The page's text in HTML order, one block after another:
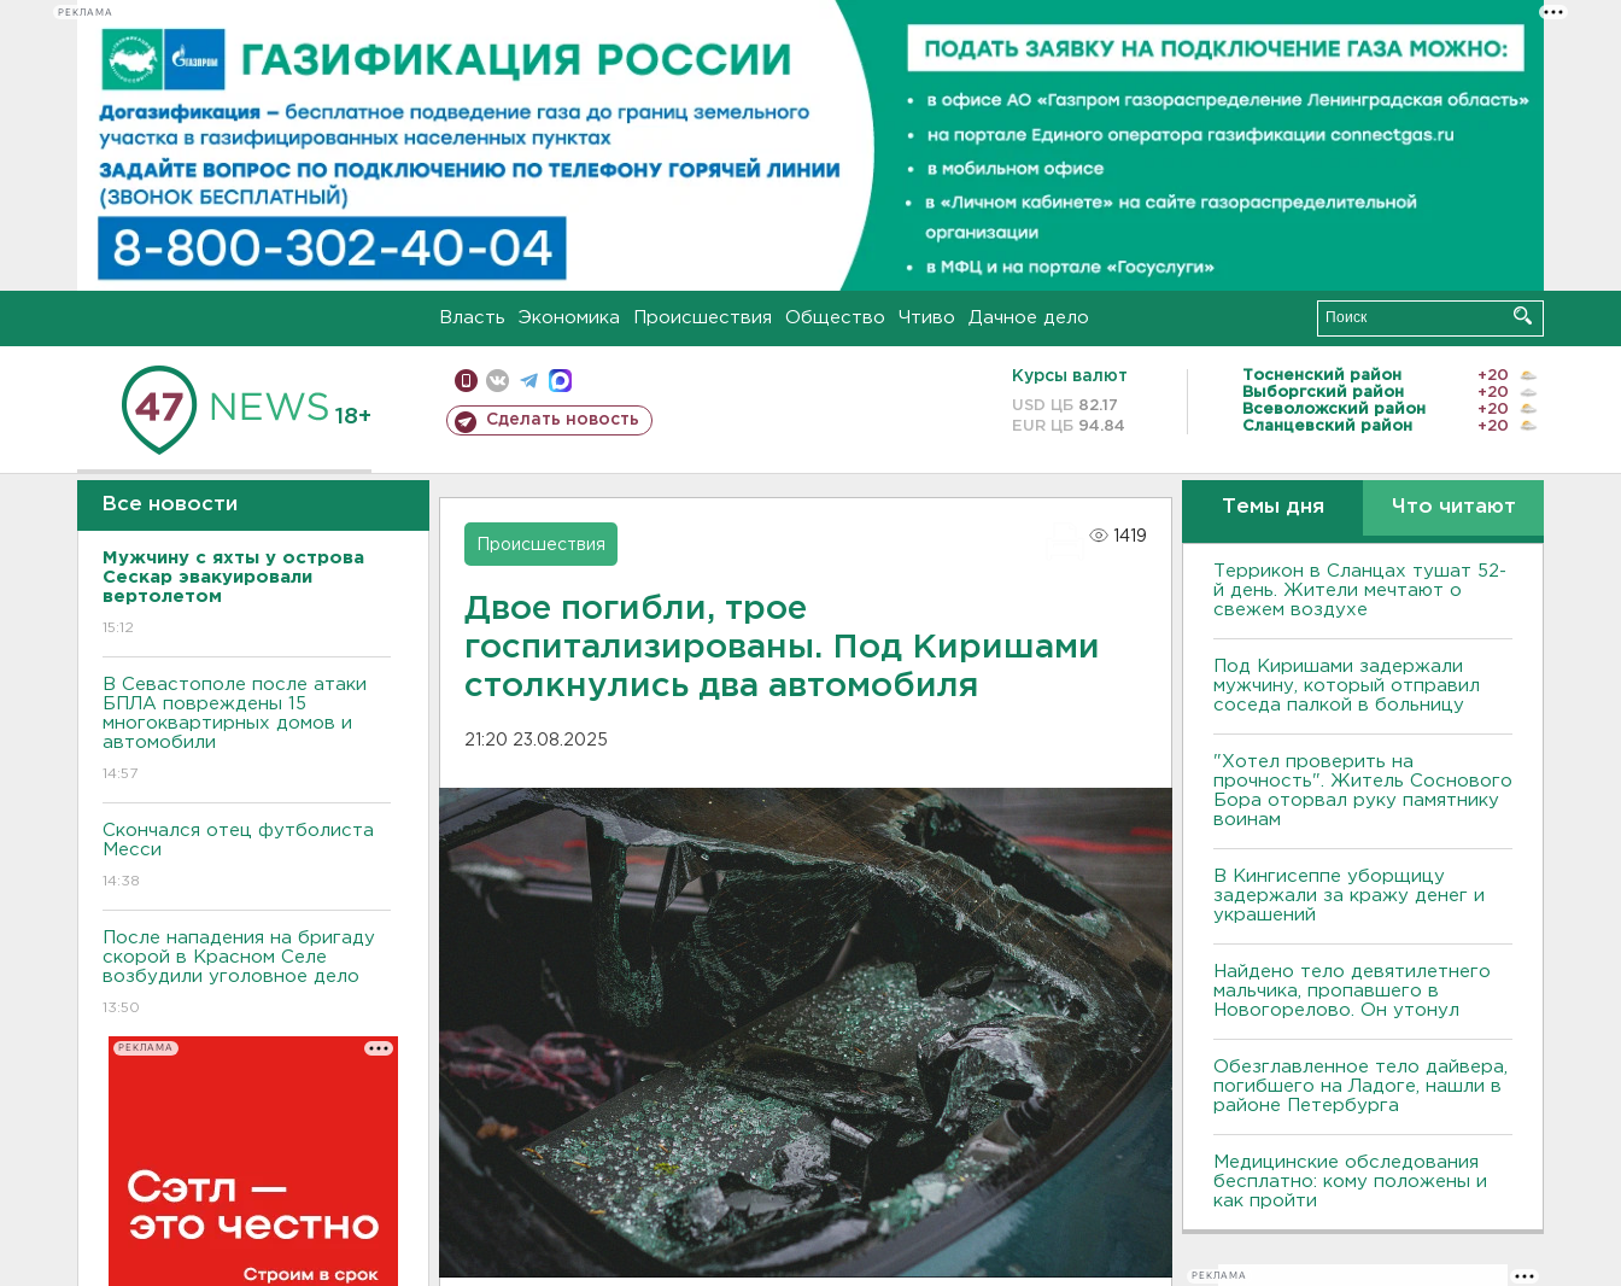
РЕКЛАМА
Власть Экономика Происшествия Общество Чтиво Дачное дело
18+ Сделать новость
Курсы валют
USD ЦБ 82.17
EUR ЦБ 94.84
Тосненский район
+20
Выборгский район
+20
Всеволожский район
+20
Сланцевский район
+20
Все новости
Мужчину с яхты у острова
Сескар эвакуировали
вертолетом
15:12
В Севастополе после атаки
БПЛА повреждены 15
многоквартирных домов и
автомобили
14:57
Скончался отец футболиста
Месси
14:38
После нападения на бригаду
скорой в Красном Селе
возбудили уголовное дело
13:50
РЕКЛАМА
Происшествия
1419
Двое погибли, трое
госпитализированы. Под Киришами
столкнулись два автомобиля
21:20 23.08.2025
Темы дня Что читают
Террикон в Сланцах тушат 52-
й день. Жители мечтают о
свежем воздухе
Под Киришами задержали
мужчину, который отправил
соседа палкой в больницу
"Хотел проверить на
прочность". Житель Соснового
Бора оторвал руку памятнику
воинам
В Кингисеппе уборщицу
задержали за кражу денег и
украшений
Найдено тело девятилетнего
мальчика, пропавшего в
Новогорелово. Он утонул
Обезглавленное тело дайвера,
погибшего на Ладоге, нашли в
районе Петербурга
Медицинские обследования
бесплатно: кому положены и
как пройти
РЕКЛАМА